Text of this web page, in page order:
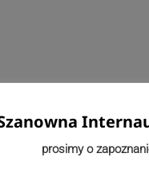
prosimy o